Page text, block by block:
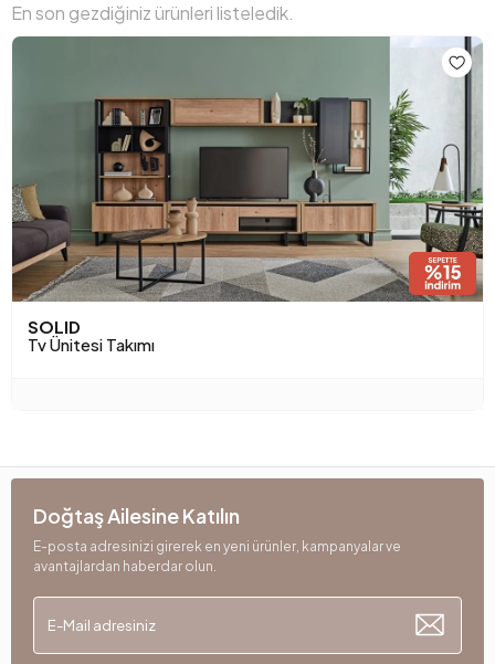
En son gezdiğiniz ürünleri listeledik.
SOLID
Tv Ünitesi Takımı
Doğtaş Ailesine Katılın
E-posta adresinizi girerek en yeni ürünler, kampanyalar ve
avantajlardan haberdar olun.